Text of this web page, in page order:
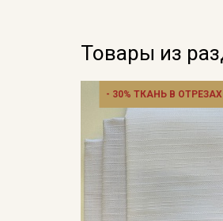
Товары из
- 30% ТКАНЬ В ОТРЕЗАХ